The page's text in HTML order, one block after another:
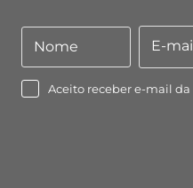
Nome
Nome
mail
E-mail
Aceito receber e-mail da